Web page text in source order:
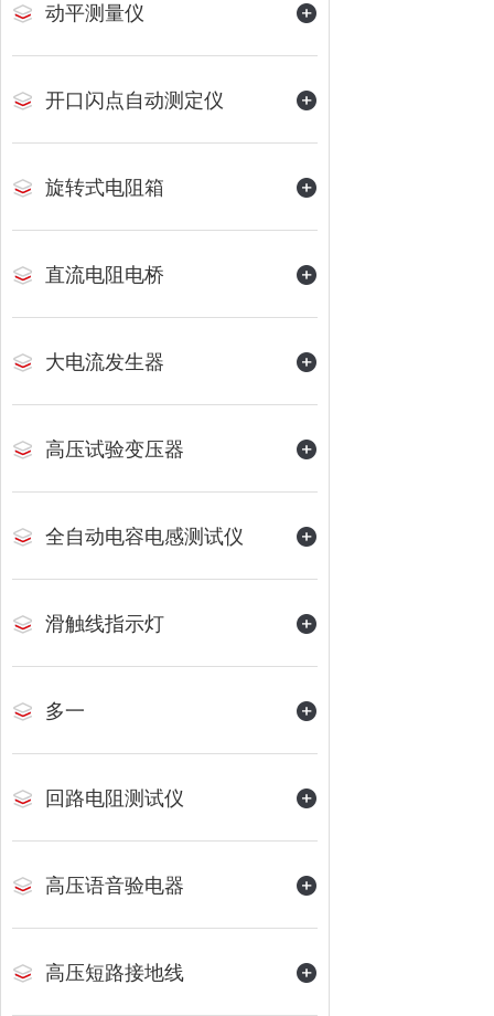
动平测量仪
开口闪点自动测定仪
旋转式电阻箱
直流电阻电桥
大电流发生器
高压试验变压器
全自动电容电感测试仪
滑触线指示灯
多一
回路电阻测试仪
高压语音验电器
高压短路接地线